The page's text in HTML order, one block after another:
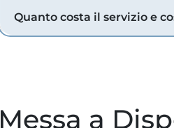
Quanto costa il servizio e
Messa a